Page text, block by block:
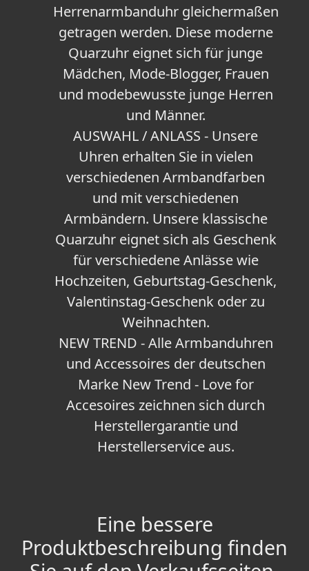
Herrenarmbanduhr gleichermaßen
getragen werden. Diese moderne
Quarzuhr eignet sich für junge
Mädchen, Mode-Blogger, Frauen
und modebewusste junge Herren
und Männer.
AUSWAHL / ANLASS - Unsere
Uhren erhalten Sie in vielen
verschiedenen Armbandfarben
und mit verschiedenen
Armbändern. Unsere klassische
Quarzuhr eignet sich als Geschenk
für verschiedene Anlässe wie
Hochzeiten, Geburtstag-Geschenk,
Valentinstag-Geschenk oder zu
Weihnachten.
NEW TREND - Alle Armbanduhren
und Accessoires der deutschen
Marke New Trend - Love for
Accesoires zeichnen sich durch
Herstellergarantie und
Herstellerservice aus.
Eine bessere
Produktbeschreibung finden